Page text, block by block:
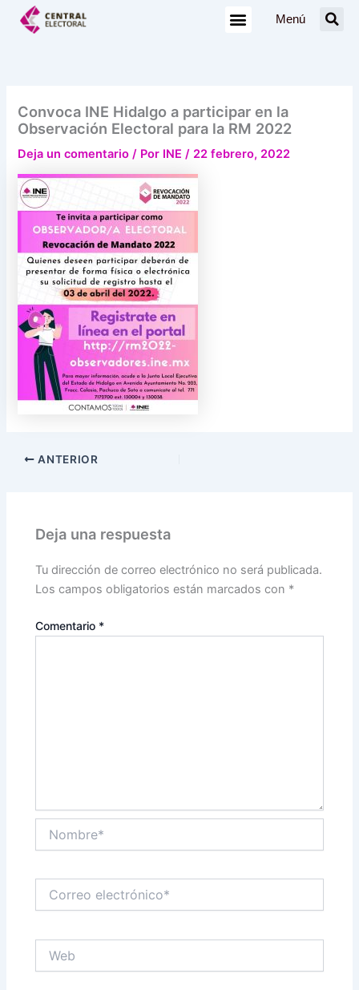
Menú
Convoca INE Hidalgo a participar en la
Observación Electoral para la RM 2022
Deja un comentario / Por INE/ 22 febrero, 2022
ANTERIOR
Deja una respuesta
Tu dirección de correo electrónico no será publicada.
Los campos obligatorios están marcados con *
Comentario *
electrónico*